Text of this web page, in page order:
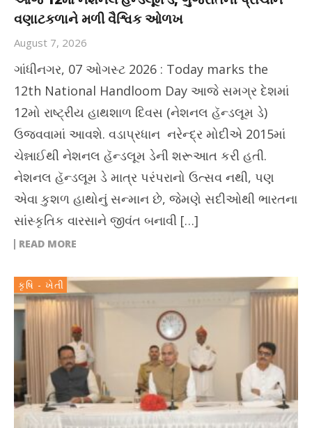
વણાટકળાને મળી વૈશ્વિક ઓળખ
August 7, 2026
ગાંધીનગર, 07 ઓગસ્ટ 2026 : Today marks the
12th National Handloom Day આજે સમગ્ર દેશમાં
12મો રાષ્ટ્રીય હાથશાળ દિવસ (નેશનલ હૅન્ડલૂમ ડે)
ઉજવવામાં આવશે. વડાપ્રધાન નરેન્દ્ર મોદીએ 2015માં
ચેન્નાઈથી નેશનલ હૅન્ડલૂમ ડેની શરૂઆત કરી હતી.
નેશનલ હૅન્ડલૂમ ડે માત્ર પરંપરાનો ઉત્સવ નથી, પણ
એવા કુશળ હાથોનું સન્માન છે, જેમણે સદીઓથી ભારતના
સાંસ્કૃતિક વારસાને જીવંત બનાવી […]
READ MORE
કૃષિ - ખેતી